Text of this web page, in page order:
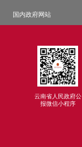
国内政府网站
云南省人民政府公
报微信小程序